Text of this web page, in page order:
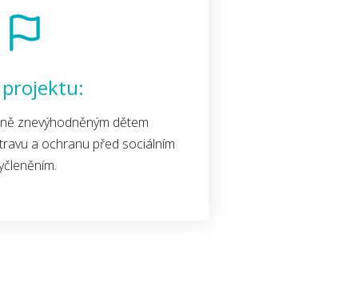
znevýhodněným dětem
a ochranu před sociálním